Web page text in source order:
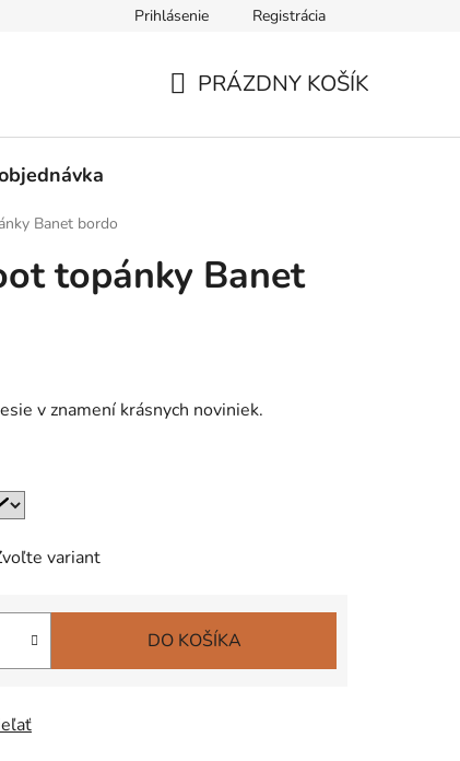
Pravidlá ochrany osobných údajov
Prihlásenie Registrácia
PRÁZDNY KOŠÍK
Banet bordo
topánky Banet
v znamení krásnych noviniek.
variant
DO KOŠÍKA